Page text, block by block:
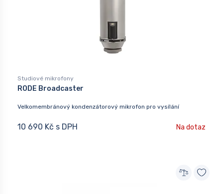
Studiové mikrofony
RODE Broadcaster
Velkomembránový kondenzátorový mikrofon pro vysílání
10 690 Kč s DPH Na dotaz